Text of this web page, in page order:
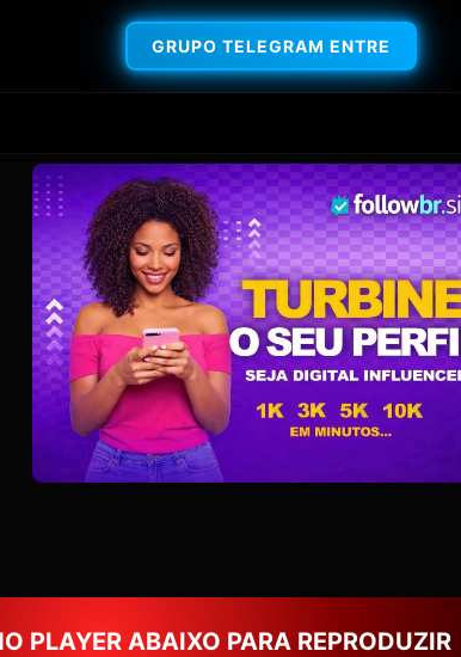
GRUPO TELEGRAM ENTRE
PLAYER ABAIXO PARA REPRODUZIR